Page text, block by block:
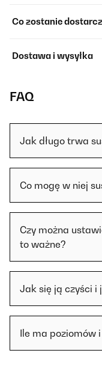
Co zostanie
Dostawa i wysyłka
FAQ
Jak długo trwa
Co mogę w niej
Czy można
to ważne?
Jak się ją czyści
Ile ma poziomów